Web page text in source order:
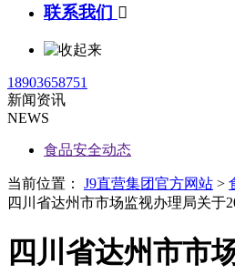
联系我们 
18903658751
新闻资讯
NEWS
食品安全动态
当前位置： J9直营集团官方网站 >
四川省达州市市场监视办理局关于
四川省达州市市